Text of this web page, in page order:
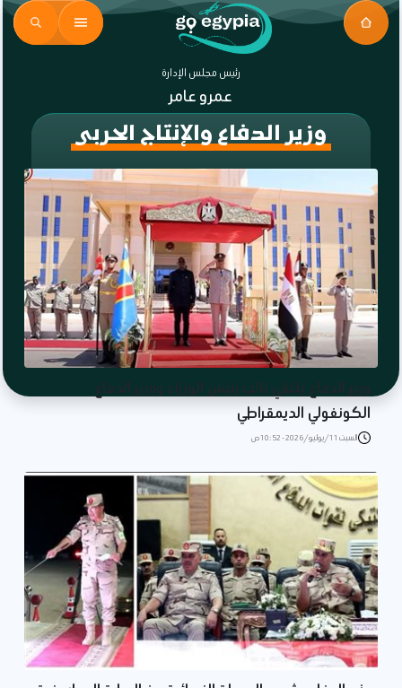
رئيس مجلس الإدارة
عمرو عامر
وزير الدفاع والإنتاج الحربى
وزير الدفاع يلتقي نائب رئيس الوزراء ووزير الدفاع
الكونغولي الديمقراطي
السبت 11/يوليو/2026 - 10:52 ص